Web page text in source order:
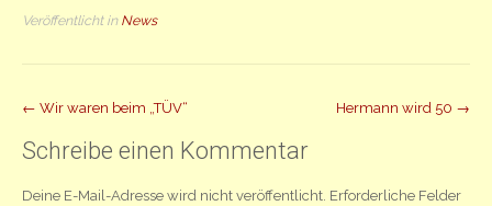
Veröffentlicht in News
Beitrag
Navigation
← Wir waren beim „TÜV“ Hermann wird 50 →
Schreibe einen Kommentar
Deine E-Mail-Adresse wird nicht veröffentlicht. Erforderliche Felder